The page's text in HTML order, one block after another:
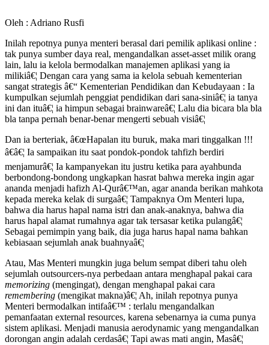
Oleh : Adriano Rusfi
Inilah repotnya punya menteri berasal dari pemilik aplikasi online :
tak punya sumber daya real, mengandalkan asset-asset milik orang
lain, lalu ia kelola bermodalkan manajemen aplikasi yang ia
milikiâ€¦ Dengan cara yang sama ia kelola sebuah kementerian
sangat strategis â€“ Kementerian Pendidikan dan Kebudayaan : Ia
kumpulkan sejumlah penggiat pendidikan dari sana-siniâ€¦ ia tanya
ini dan ituâ€¦ ia himpun sebagai brainwareâ€¦ Lalu dia bicara bla bla
bla tanpa pernah benar-benar mengerti sebuah visiâ€¦
Dan ia berteriak, â€œHapalan itu buruk, maka mari tinggalkan !!!
â€â€¦ Ia sampaikan itu saat pondok-pondok tahfizh berdiri
menjamurâ€¦ Ia kampanyekan itu justru ketika para ayahbunda
berbondong-bondong ungkapkan hasrat bahwa mereka ingin agar
ananda menjadi hafizh Al-Qurâ€™an, agar ananda berikan mahkota
kepada mereka kelak di surgaâ€¦ Tampaknya Om Menteri lupa,
bahwa dia harus hapal nama istri dan anak-anaknya, bahwa dia
harus hapal alamat rumahnya agar tak tersasar ketika pulangâ€¦
Sebagai pemimpin yang baik, dia juga harus hapal nama bahkan
kebiasaan sejumlah anak buahnyaâ€¦
Atau, Mas Menteri mungkin juga belum sempat diberi tahu oleh
sejumlah outsourcers-nya perbedaan antara menghapal pakai cara
memorizing (mengingat), dengan menghapal pakai cara
remembering (mengikat makna)â€¦ Ah, inilah repotnya punya
Menteri bermodalkan intifaâ€™ : terlalu mengandalkan
pemanfaatan external resources, karena sebenarnya ia cuma punya
sistem aplikasi. Menjadi manusia aerodynamic yang mengandalkan
dorongan angin adalah cerdasâ€¦ Tapi awas mati angin, Masâ€¦